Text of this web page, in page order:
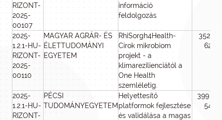
RIZONT-
2025-
00107
információ
feldolgozás
2025-
1.2.1-HU-
RIZONT-
2025-
00110
MAGYAR AGRÁR- ÉS
ÉLETTUDOMÁNYI
EGYETEM
RhiSorgh4Health-
Cirok mikrobiom
projekt - a
klímarezilienciától a
One Health
szemléletig.
352 211
628
2025-
1.2.1-HU-
RIZONT-
PÉCSI
TUDOMÁNYEGYETEM
Helyettesítő
platformok fejlesztése
és validálása a magas
399
542